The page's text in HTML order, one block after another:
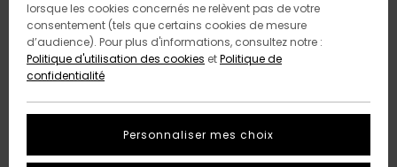
lorsque les cookies concernés ne relèvent pas de votre
consentement (tels que certains cookies de mesure
d’audience). Pour plus d'informations, consultez notre :
Politique d'utilisation des cookies etPolitique de
confidentialité
Personnaliser mes choix